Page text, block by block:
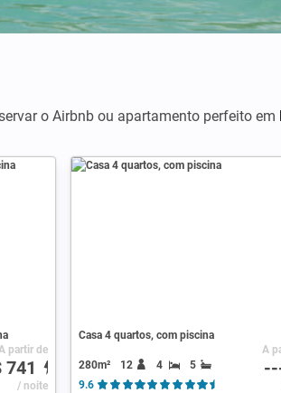
o Airbnb ou apartamento perfeito em
A partir de
741
/ noite
Casa 4 quartos, com piscina
280m² 12 4
5
9.6
( 4
A